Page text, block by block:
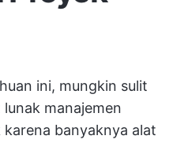
ini, mungkin sulit
manajemen
banyaknya alat